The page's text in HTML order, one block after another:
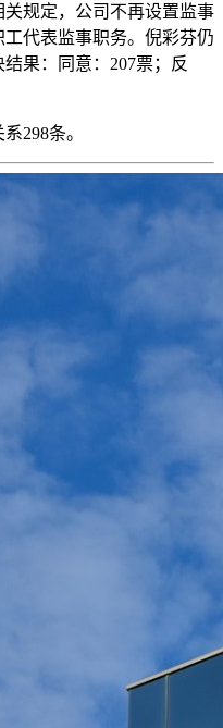
规定，公司不再设置监事
代表监事职务。倪彩芬仍
果：同意：207票；反
298条。